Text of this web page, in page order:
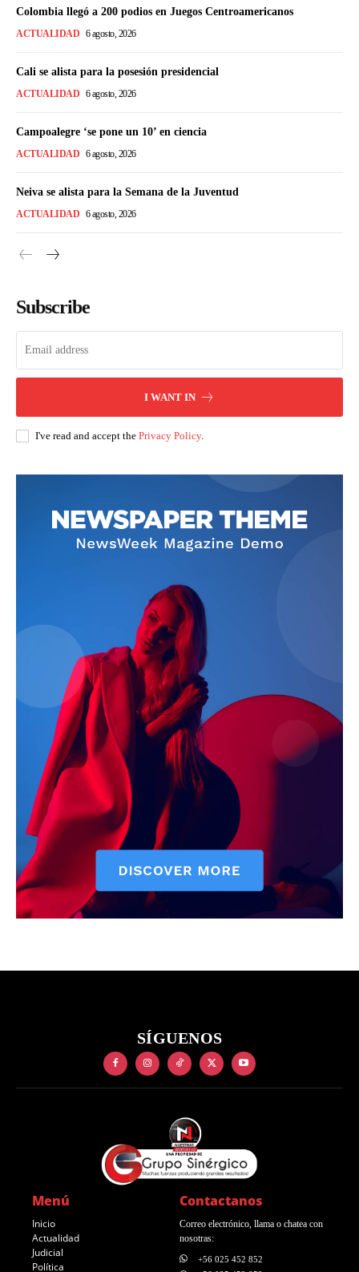
Colombia llegó a 200 podios en Juegos Centroamericanos
ACTUALIDAD 6 agosto, 2026
Cali se alista para la posesión presidencial
ACTUALIDAD 6 agosto, 2026
Campoalegre ‘se pone un 10’ en ciencia
ACTUALIDAD 6 agosto, 2026
Neiva se alista para la Semana de la Juventud
ACTUALIDAD 6 agosto, 2026
Subscribe
I WANT IN
I've read and accept the Privacy Policy.
SÍGUENOS
Menú
Inicio
Actualidad
Judicial
Política
Contactanos
Correo electrónico, llama o chatea con
nosotras:
+56 025 452 852